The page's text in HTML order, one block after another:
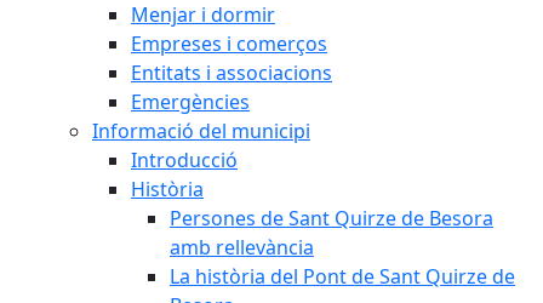
Menjar i dormir
Empreses i comerços
Entitats i associacions
Emergències
Informació del municipi
Introducció
Història
Persones de Sant Quirze de Besora
amb rellevància
La història del Pont de Sant Quirze de